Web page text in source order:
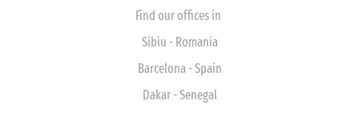
Find our offices in
Sibiu - Romania
Barcelona - Spain
Dakar - Senegal